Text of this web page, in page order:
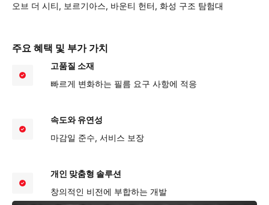
오브 더 시티, 보르기아스, 바운티 헌터, 화성 구조 탐험대
주요 혜택 및 부가 가치
고품질 소재
빠르게 변화하는 필름 요구 사항에 적응
속도와 유연성
마감일 준수, 서비스 보장
개인 맞춤형 솔루션
창의적인 비전에 부합하는 개발